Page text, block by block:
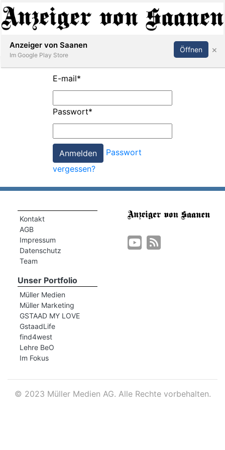
Abonnieren Anmelden
E-mail*
Passwort*
Passwort
vergessen?
Kontakt
AGB
Impressum
Datenschutz
Team
Unser Portfolio
Müller Medien
Müller Marketing
GSTAAD MY LOVE
GstaadLife
find4west
Lehre BeO
Im Fokus
© 2023 Müller Medien AG. Alle Rechte vorbehalten.
Anzeiger von Saanen
Im Google Play Store
Öffnen ×